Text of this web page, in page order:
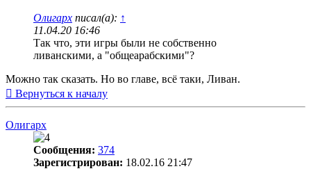
Олигарх писал(а): ↑
11.04.20 16:46
Так что, эти игры были не собственно
ливанскими, а "общеарабскими"?
Можно так сказать. Но во главе, всё таки, Ливан.
Вернуться к началу
Олигарх
Сообщения: 374
Зарегистрирован: 18.02.16 21:47